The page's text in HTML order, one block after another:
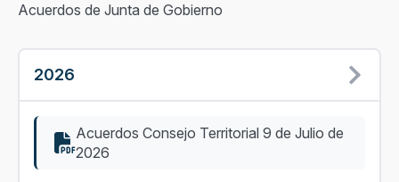
Acuerdos de Junta de Gobierno
2026
Acuerdos Consejo Territorial 9 de Julio de
2026